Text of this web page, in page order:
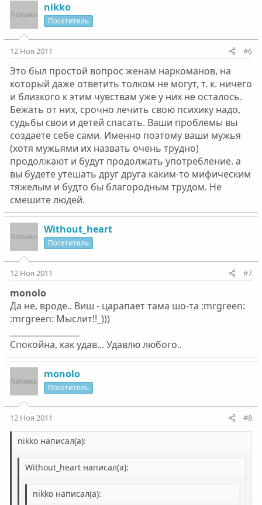
nikko
Посетитель
12 Ноя 2011 #6
Это был простой вопрос женам наркоманов, на
который даже ответить толком не могут, т. к. ничего
и близкого к этим чувствам уже у них не осталось.
Бежать от них, срочно лечить свою психику надо,
судьбы свои и детей спасать. Ваши проблемы вы
создаете себе сами. Именно поэтому ваши мужья
(хотя мужьями их назвать очень трудно)
продолжают и будут продолжать употребление. а
вы будете утешать друг друга каким-то мифическим
тяжелым и будто бы благородным трудом. Не
смешите людей.
Without_heart
Посетитель
12 Ноя 2011 #7
monolo
Да не, вроде.. Виш - царапает тама шо-та :mrgreen:
:mrgreen: Мыслит!!_)))
Спокойна, как удав... Удавлю любого..
monolo
Посетитель
12 Ноя 2011 #8
nikko написал(а):
Without_heart написал(а):
nikko написал(а):